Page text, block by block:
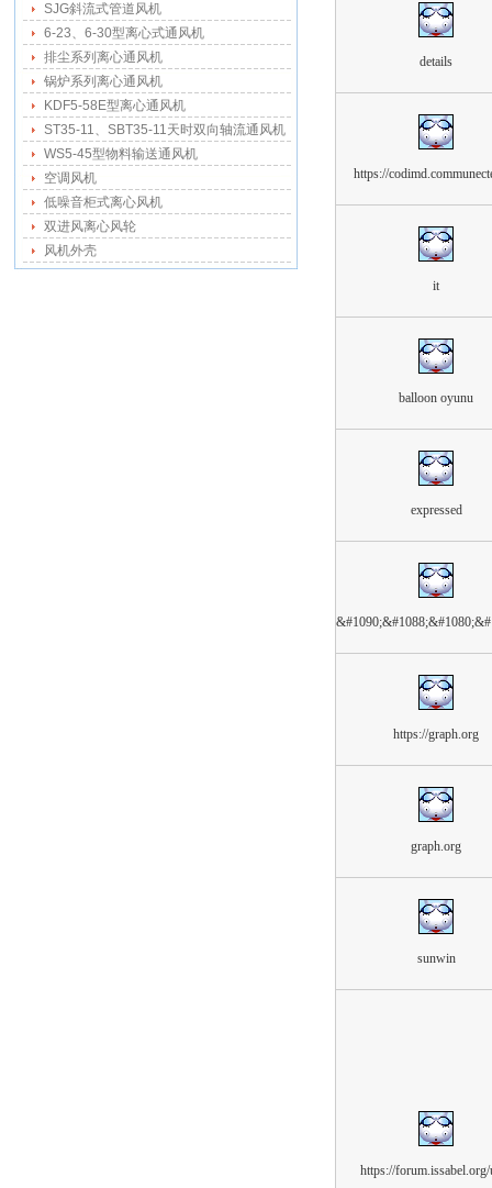
SJG斜流式管道风机
6-23、6-30型离心式通风机
排尘系列离心通风机
锅炉系列离心通风机
KDF5-58E型离心通风机
ST35-11、SBT35-11天时双向轴流通风机
WS5-45型物料输送通风机
空调风机
低噪音柜式离心风机
双进风离心风轮
风机外壳
details
https://
it
balloon oyunu
expressed
https://graph.org
graph.org
sunwin
https://forum.issabel.org/